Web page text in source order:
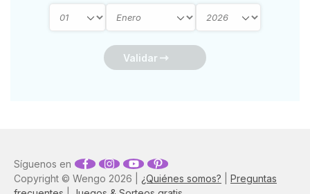
Validar
Copyright © Wengo 2026 | ¿Quiénes somos?
Preguntas
Síguenos en